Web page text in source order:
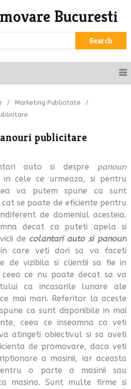
Bucuresti
Search
/ Marketing Publicitate
/
publicitare
auto si despre panouri
cele ce urmeaza, si pentru
va putem spune ca sunt
se poate de eficiente pentru
de domeniul acesteia.
decat ca puteti apela si
de colantari auto si panouri
care veti dori sa va faceti
de vizibila si clientii sa fie in
ce nu poate decat sa va
ca incasarile lunare ale
mai mari. Referitor la aceste
ca sunt disponibile in mai
ceea ce inseamna ca veti
atingeti obiectivul si sa aveti
de promovare, daca veti
a masinii, iar aceasta
o parte a masinii sau
masina. Sunt multe firme si